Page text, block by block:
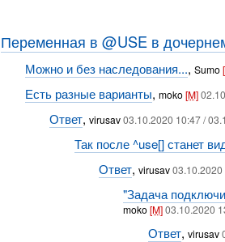
Переменная в @USE в
Можно и без наследования..., Sumo
Есть разные варианты, moko[M]
Ответ,virusav03.10.2020 10:47 /
Так после ^use[] станет
Ответ,virusav03.10.2020
"Задача
moko[M] 03.10.2020
Ответ, virusav